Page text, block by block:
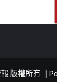
版權所有 |